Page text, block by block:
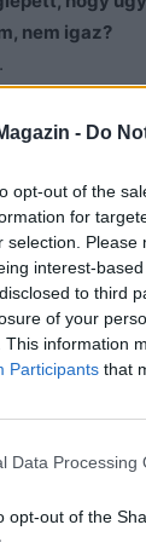
- Do
opt-out of the
for
selection.
interest-
to third
of your
This information
Participants that
Data Processing
opt-out of the
nem igaz?
a nőt.
De
nyugtatta
a valóság.
mondta
fülébe
nézett utána.
ahogy még
előtt egy
a
ő
volna.